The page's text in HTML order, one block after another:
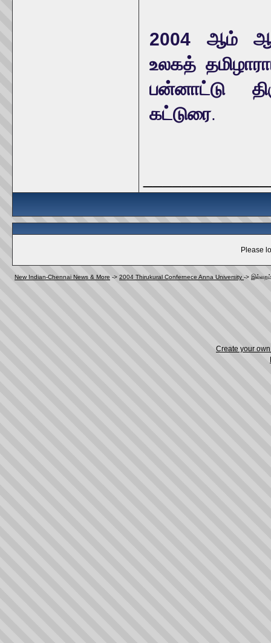
2004 ஆம்
உலகத்
பன்னாட்டு
கட்டுரை.
Please
New Indian-Chennai News & More -> 2004 Thirukural Confernece Anna University ->
Create your